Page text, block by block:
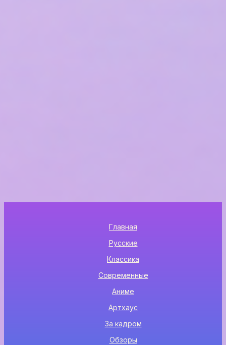
Главная
Русские
Классика
Современные
Аниме
Артхаус
За кадром
Обзоры